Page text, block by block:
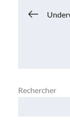
Rechercher